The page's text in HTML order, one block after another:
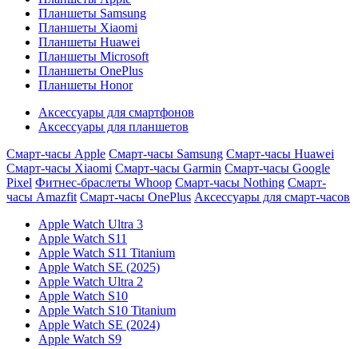
Планшеты Samsung
Планшеты Xiaomi
Планшеты Huawei
Планшеты Microsoft
Планшеты OnePlus
Планшеты Honor
Аксессуары для смартфонов
Аксессуары для планшетов
Смарт-часы Apple Смарт-часы Samsung Смарт-часы Huawei
Смарт-часы Xiaomi Смарт-часы Garmin Смарт-часы Google
Pixel Фитнес-браслеты Whoop Смарт-часы Nothing Смарт-
часы Amazfit Смарт-часы OnePlus Аксессуары для смарт-часов
Apple Watch Ultra 3
Apple Watch S11
Apple Watch S11 Titanium
Apple Watch SE (2025)
Apple Watch Ultra 2
Apple Watch S10
Apple Watch S10 Titanium
Apple Watch SE (2024)
Apple Watch S9